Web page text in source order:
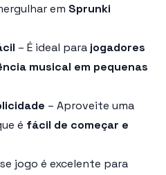
em Sprunki
– É ideal para jogadores
musical em pequenas
– Aproveite uma
é fácil de começar e
jogo é excelente para